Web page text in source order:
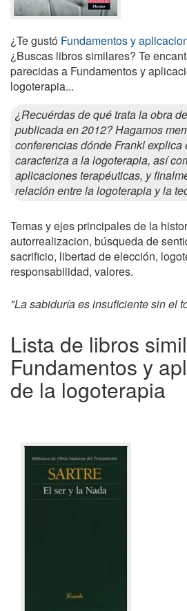
¿Te gustó Fundamentos y
¿Buscas libros similares? Te
parecidas a Fundamentos y
logoterapia...
¿Recuérdas de qué trata la obra de
publicada en 2012? Hagamos
conferencias dónde Frankl explica
caracteriza a la logoterapia, así
aplicaciones terapéuticas, y
relación entre la logoterapia y la
Temas y ejes principales de la
autorrealizacion, búsqueda de
sacrificio, libertad de elección,
responsabilidad, valores.
"La sabiduría es insuficiente sin el
Lista de libros
Fundamentos y
de la logoterapia